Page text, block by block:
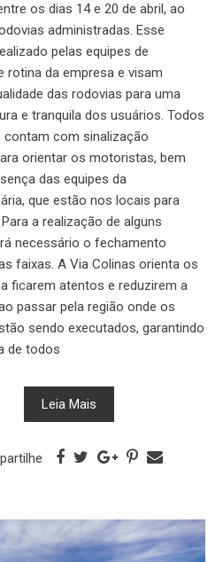
os dias 14 e 20 de abril, ao
administradas. Esse
pelas equipes de
rotina da empresa e visam
das rodovias para uma
e tranquila dos usuários. Todos
com sinalização
orientar os motoristas, bem
das equipes da
que estão nos locais para
a realização de alguns
necessário o fechamento
faixas. A Via Colinas orienta os
ficarem atentos e reduzirem a
passar pela região onde os
sendo executados, garantindo
de todos
Leia Mais